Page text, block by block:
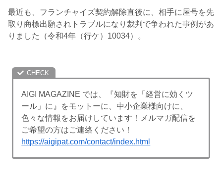
最近も、 フランチャイズ契約解除直後に、相手に屋号を先
取り商標出願されトラブルになり裁判で争われた事例があ
りました（令和4年（行ケ）10034）。
AIGI MAGAZINE では、『知財を「経営に効くツ
ール」に』をモットーに、中小企業様向けに、
色々な情報をお届けしています！メルマガ配信を
ご希望の方はご連絡ください！
https://aigipat.com/contact/index.html